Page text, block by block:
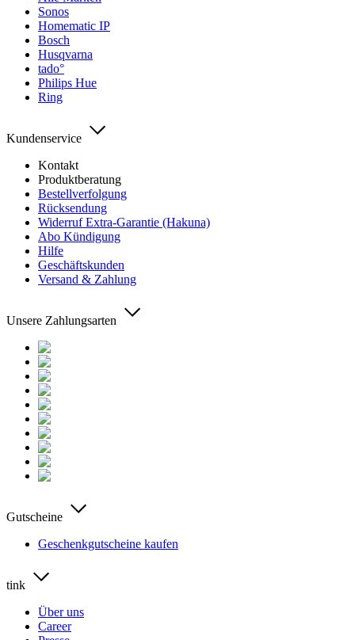
Sonos
Homematic IP
Bosch
Husqvarna
tado°
Philips Hue
Ring
Kundenservice
Kontakt
Produktberatung
Bestellverfolgung
Rücksendung
Widerruf Extra-Garantie (Hakuna)
Abo Kündigung
Hilfe
Geschäftskunden
Versand & Zahlung
Unsere Zahlungsarten
Gutscheine
Geschenkgutscheine kaufen
tink
Über uns
Career